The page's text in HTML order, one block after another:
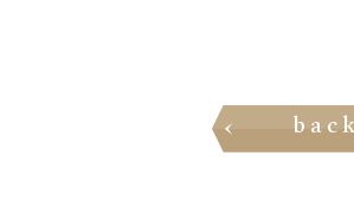
back